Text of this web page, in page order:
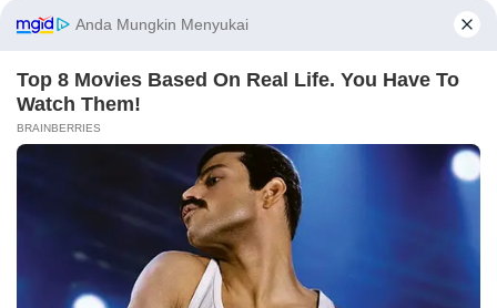
Janji Kampanye bukan Kitab Suci yang
16 Juni 2026
Audiensi Gibran dan Pelemahan
Selengkapnya